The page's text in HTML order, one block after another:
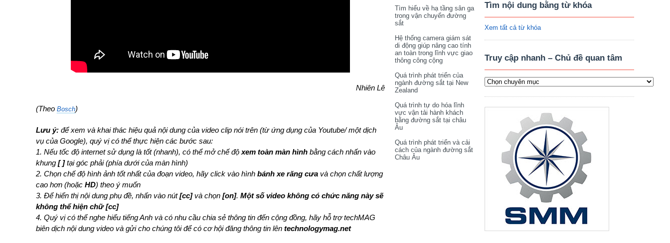
Nhiên Lê
(Theo Bosch)
Lưu ý: để xem và khai thác hiệu quả nội dung của video clip nói trên (từ ứng dụng của Youtube/ một dịch
vụ của Google), quý vị có thể thực hiện các bước sau:
1. Nếu tốc độ internet sử dụng là tốt (nhanh), có thể mở chế độ xem toàn màn hình bằng cách nhấn vào
khung [ ]tại góc phải (phía dưới của màn hình)
2. Chọn chế độ hình ảnh tốt nhất của đoạn video, hãy click vào hình bánh xe răng cưa và chọn chất lượng
cao hơn (hoặc HD) theo ý muốn
3. Để hiển thị nội dung phụ đề, nhấn vào nút[cc]và chọn [on]. Một số video không có chức năng này sẽ
không thể hiện chữ [cc]
4. Quý vị có thể nghe hiểu tiếng Anh và có nhu cầu chia sẻ thông tin đến cộng đồng, hãy hỗ trợ techMAG
biên dịch nội dung video và gửi cho chúng tôi để có cơ hội đăng thông tin lên technologymag.net
Tìm hiểu về hạ tầng sân ga
trong vận chuyển đường
sắt
Hệ thống camera giám sát
di động giúp nâng cao tính
an toàn trong lĩnh vực giao
thông công cộng
Quá trình phát triển của
ngành đường sắt tại New
Zealand
Quá trình tự do hóa lĩnh
vực vận tải hành khách
bằng đường sắt tại châu
Âu
Quá trình phát triển và cải
cách của ngành đường sắt
Châu Âu
Tìm nội dung bằng từ khóa
Xem tất cả từ khóa
Truy cập nhanh – Chủ đề quan tâm